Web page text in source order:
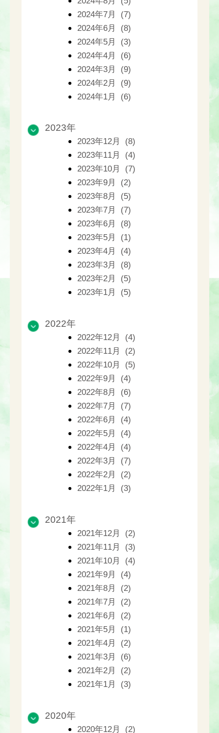
2024年7月 (7)
2024年6月 (8)
2024年5月 (3)
2024年4月 (6)
2024年3月 (9)
2024年2月 (9)
2024年1月 (6)
2023年
2023年12月 (8)
2023年11月 (4)
2023年10月 (7)
2023年9月 (2)
2023年8月 (5)
2023年7月 (7)
2023年6月 (8)
2023年5月 (1)
2023年4月 (4)
2023年3月 (8)
2023年2月 (5)
2023年1月 (5)
2022年
2022年12月 (4)
2022年11月 (2)
2022年10月 (5)
2022年9月 (4)
2022年8月 (6)
2022年7月 (7)
2022年6月 (4)
2022年5月 (4)
2022年4月 (4)
2022年3月 (7)
2022年2月 (2)
2022年1月 (3)
2021年
2021年12月 (2)
2021年11月 (3)
2021年10月 (4)
2021年9月 (4)
2021年8月 (2)
2021年7月 (2)
2021年6月 (2)
2021年5月 (1)
2021年4月 (2)
2021年3月 (6)
2021年2月 (2)
2021年1月 (3)
2020年
2020年12月 (2)